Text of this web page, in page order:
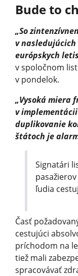
Bude to
„So
v nasledujúcich
európskych
v spoločnom
v pondelok.
„Vysoká miera
v
duplikovanie
štátoch je
Signatári
ľudia
Časť
cestujúci
príchodom na
tiež mali
spracovávať